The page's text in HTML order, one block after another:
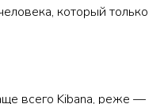
который только
всего Kibana, реже —